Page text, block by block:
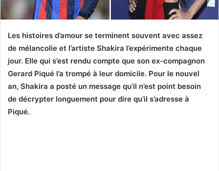
Les histoires d’amour se terminent souvent avec assez
de mélancolie et l’artiste Shakira l’expérimente chaque
jour. Elle qui s’est rendu compte que son ex-compagnon
Gerard Piqué l’a trompé à leur domicile. Pour le nouvel
an, Shakira a posté un message qu’il n’est point besoin
de décrypter longuement pour dire qu’il s’adresse à
Piqué.